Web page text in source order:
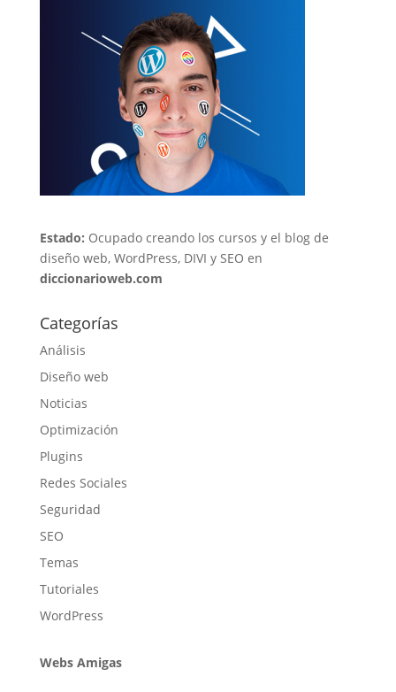
Estado: Ocupado creando los cursos y el blog de
diseño web, WordPress, DIVI y SEO en
diccionarioweb.com
Categorías
Análisis
Diseño web
Noticias
Optimización
Plugins
Redes Sociales
Seguridad
SEO
Temas
Tutoriales
WordPress
Webs Amigas